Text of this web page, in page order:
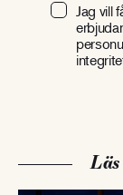
Jag vill